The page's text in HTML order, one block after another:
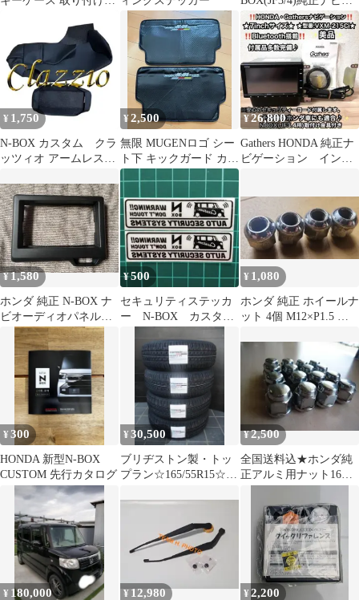
ェイスパネル
¥ 1,750
N-BOX カスタム クラ
ッツィオ アームレスト
¥2,500
無限 MUGENロゴ シー
ト下 キックガード カー
ボン調
¥26,800
Gathers HONDA 純正ナ
ビゲーション インタ
¥1,580
ホンダ 純正 N-BOX ナ
ビオーディオパネル
JF3 / JF4 新車外し
¥500
セキュリティステッカ
ー N-BOX カスタム
¥ 1,080
​ホンダ 純正 ホイールナ
ット 4個 M12×P1.5 球
¥300
HONDA 新型N-BOX
CUSTOM 先行カタログ
¥30,500
ブリヂストン製・トッ
プラン☆165/55R15☆軽
¥2,500
全国送料込★ホンダ純
正アルミ用ナット16個
¥ 180,000 ¥12,980 ¥2,200